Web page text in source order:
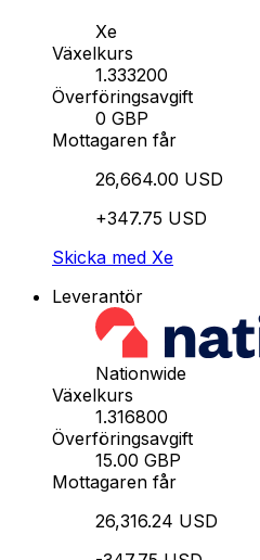
Xe
Växelkurs
1.333200
Överföringsavgift
0 GBP
Mottagaren får
26,664.00 USD
+347.75 USD
Skicka med Xe
Leverantör
Nationwide
Växelkurs
1.316800
Överföringsavgift
15.00 GBP
Mottagaren får
26,316.24 USD